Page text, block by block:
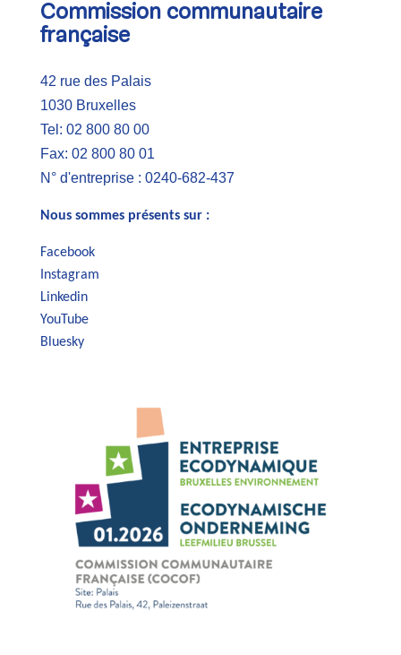
Commission communautaire
française
42 rue des Palais
1030 Bruxelles
Tel: 02 800 80 00
Fax: 02 800 80 01
N° d'entreprise : 0240-682-437
Nous sommes présents sur :
Facebook
Instagram
Linkedin
YouTube
Bluesky